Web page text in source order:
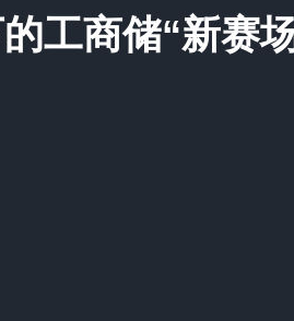
工商储“新赛